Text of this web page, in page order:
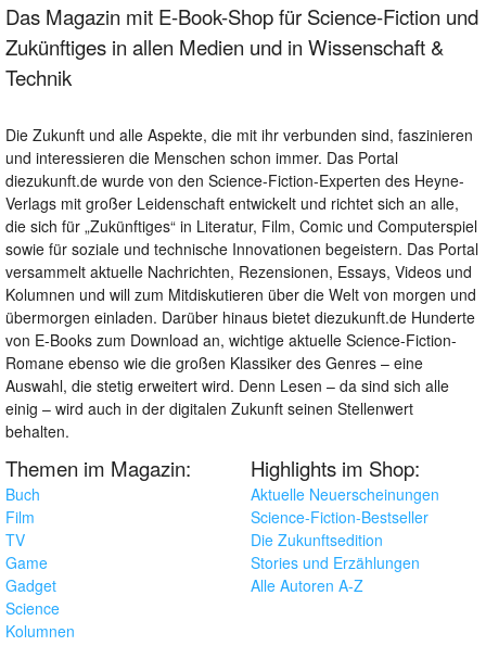
Das Magazin mit E-Book-Shop für Science-Fiction und
Zukünftiges in allen Medien und in Wissenschaft &
Technik
Die Zukunft und alle Aspekte, die mit ihr verbunden sind, faszinieren
und interessieren die Menschen schon immer. Das Portal
diezukunft.de wurde von den Science-Fiction-Experten des Heyne-
Verlags mit großer Leidenschaft entwickelt und richtet sich an alle,
die sich für „Zukünftiges“ in Literatur, Film, Comic und Computerspiel
sowie für soziale und technische Innovationen begeistern. Das Portal
versammelt aktuelle Nachrichten, Rezensionen, Essays, Videos und
Kolumnen und will zum Mitdiskutieren über die Welt von morgen und
übermorgen einladen. Darüber hinaus bietet diezukunft.de Hunderte
von E-Books zum Download an, wichtige aktuelle Science-Fiction-
Romane ebenso wie die großen Klassiker des Genres – eine
Auswahl, die stetig erweitert wird. Denn Lesen – da sind sich alle
einig – wird auch in der digitalen Zukunft seinen Stellenwert
behalten.
Themen im Magazin:
Buch
Film
TV
Game
Gadget
Science
Kolumnen
Highlights im Shop:
Aktuelle Neuerscheinungen
Science-Fiction-Bestseller
Die Zukunftsedition
Stories und Erzählungen
Alle Autoren A-Z